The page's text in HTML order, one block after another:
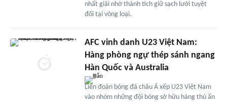
nhất giải nhờ thành tích giữ sạch lưới tuyệt
đối tại vòng loại.
AFC vinh danh U23 Việt Nam:
Hàng phòng ngự thép sánh ngang
Hàn Quốc và Australia
Liên đoàn bóng đá châu Á xếp U23 Việt Nam
vào nhóm những đội bóng sở hữu hàng thủ ấn